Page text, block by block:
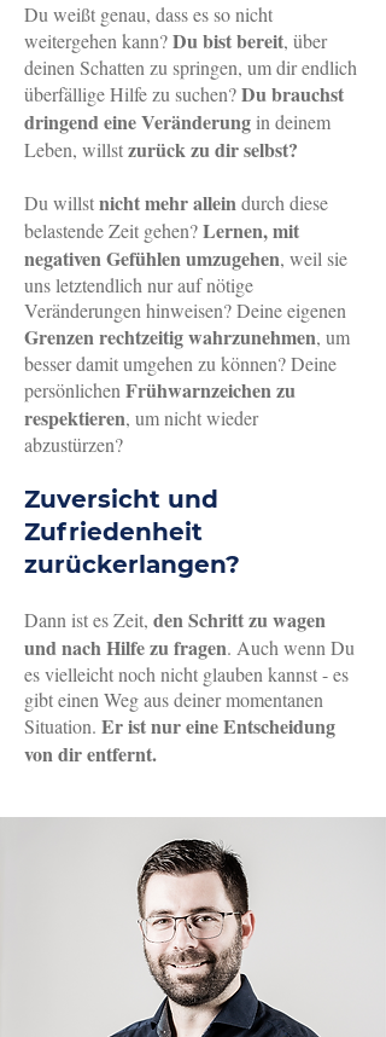
Du weißt genau, dass es so nicht
weitergehen kann?Du bist bereit, über
deinen Schatten zu springen, um dir endlich
überfällige Hilfe zu suchen?Du brauchst
dringend eine Veränderung in deinem
Leben, willstzurück zu dir selbst?
Du willstnicht mehr alleindurch diese
belastende Zeit gehen?Lernen, mit
negativen Gefühlen umzugehen, weil sie
uns letztendlich nur auf nötige
Veränderungen hinweisen? Deine eigenen
Grenzen rechtzeitig wahrzunehmen, um
besser damit umgehen zu können? Deine
persönlichen Frühwarnzeichen zu
respektieren, um nicht wieder
abzustürzen?
Zuversicht und
Zufriedenheit
zurückerlangen?
Dann ist es Zeit, denSchritt zu wagen
und nach Hilfe zu fragen. Auch wenn Du
es vielleicht noch nicht glauben kannst - es
gibt einen Weg aus deiner momentanen
Situation. Er ist nur eine Entscheidung
von dir entfernt.